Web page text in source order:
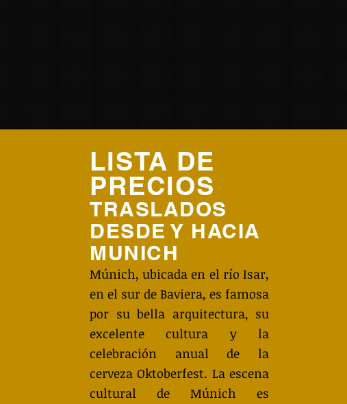
LISTA DE
PRECIOS
TRASLADOS
DESDE Y HACIA
MUNICH
Múnich, ubicada en el río Isar,
en el sur de Baviera, es famosa
por su bella arquitectura, su
excelente cultura y la
celebración anual de la
cerveza Oktoberfest. La escena
cultural de Múnich es